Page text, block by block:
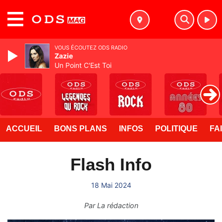
ACCUEIL BONS PLANS INFOS POLITIQUE
Flash Info
18 Mai 2024
ParLa rédaction
VOUS ÉCOUTEZ ODS RADIO
Zazie
Un Point C'Est Toi